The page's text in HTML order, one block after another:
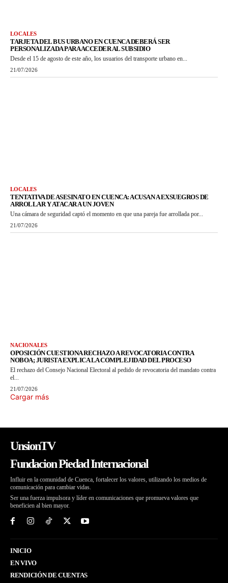
LOCALES
TARJETA DEL BUS URBANO EN CUENCA DEBERÁ SER
PERSONALIZADA PARA ACCEDER AL SUBSIDIO
Desde el 15 de agosto de este año, los usuarios del transporte urbano en...
21/07/2026
LOCALES
TENTATIVA DE ASESINATO EN CUENCA: ACUSAN A EXSUEGROS DE
ARROLLAR Y ATACAR A UN JOVEN
Una cámara de seguridad captó el momento en que una pareja fue arrollada por...
21/07/2026
NACIONALES
OPOSICIÓN CUESTIONA RECHAZO A REVOCATORIA CONTRA
NOBOA; JURISTA EXPLICA LA COMPLEJIDAD DEL PROCESO
El rechazo del Consejo Nacional Electoral al pedido de revocatoria del mandato contra
el...
21/07/2026
Cargar más
UnsionTV
Fundacion Piedad Internacional
Influir en la comunidad de Cuenca, fortalecer los valores, utilizando los medios de
comunicación para cambiar vidas.
Ser una fuerza impulsora y líder en comunicaciones que promueva valores que
beneficien al bien mayor.
INICIO
EN VIVO
RENDICIÓN DE CUENTAS